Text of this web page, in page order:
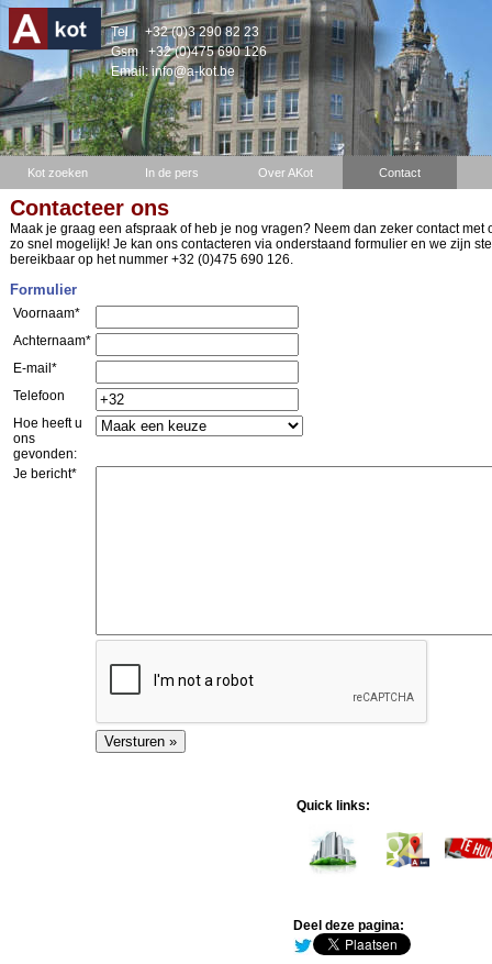
Tel +32 (0)3 290 82 23
Gsm +32 (0)475 690 126
Email:info@a-kot.be
Kot zoeken In de pers Over AKot Contact
Contacteer ons
Maak je graag een afspraak of heb je nog vragen? Neem dan zeker contact met
zo snel mogelijk! Je kan ons contacteren via onderstaand formulier en we zijn
bereikbaar op het nummer +32 (0)475 690 126.
Formulier
Voornaam*
Achternaam*
E-mail*
Telefoon
Hoe heeft u
ons
gevonden:
Je bericht*
Quick links:
Deel deze pagina: